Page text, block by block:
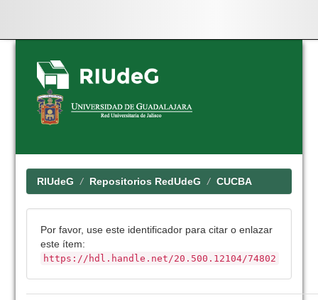
Skip
navigation
RIUdeG Repositorios RedUdeG CUCBA
Por favor, use este identificador para citar o enlazar
este ítem:
https://hdl.handle.net/20.500.12104/74802